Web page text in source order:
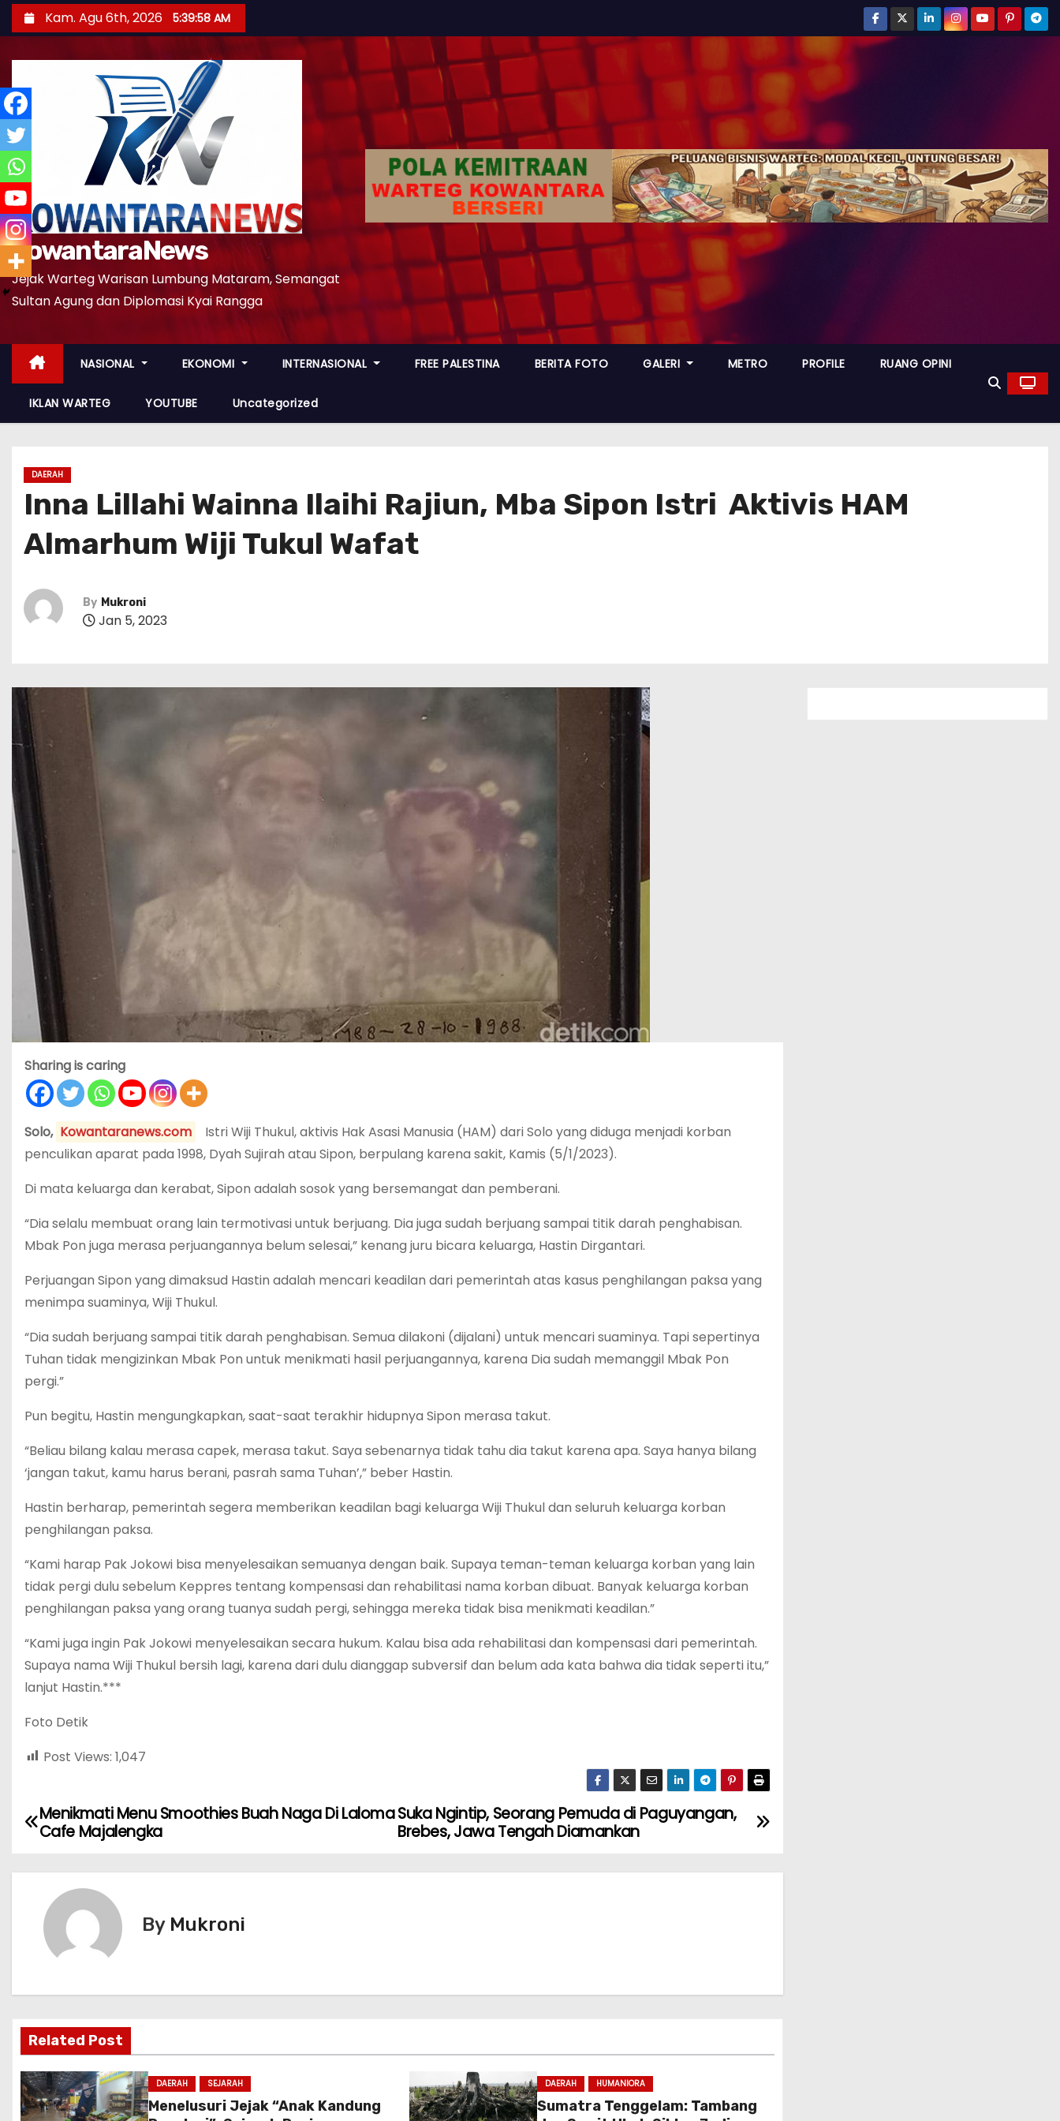
k
t
o
n
e
t
Kam. Agu 6th, 2026 5:39:59 AM
KowantaraNews
Jejak Warteg Warisan Lumbung Mataram, Semangat
Sultan Agung dan Diplomasi Kyai Rangga
NASIONAL EKONOMI INTERNASIONAL FREE PALESTINA BERITA FOTO GALERI METRO PROFILE RUANG OPINI
IKLAN WARTEG YOUTUBE Uncategorized
DAERAH
Inna Lillahi Wainna Ilaihi Rajiun, Mba Sipon Istri Aktivis HAM
Almarhum Wiji Tukul Wafat
By Mukroni
Jan 5, 2023
Sharing is caring
Solo, Kowantaranews.com
Istri Wiji Thukul, aktivis Hak Asasi Manusia (HAM) dari Solo yang diduga menjadi korban
penculikan aparat pada 1998, Dyah Sujirah atau Sipon, berpulang karena sakit, Kamis (5/1/2023).
Di mata keluarga dan kerabat, Sipon adalah sosok yang bersemangat dan pemberani.
“Dia selalu membuat orang lain termotivasi untuk berjuang. Dia juga sudah berjuang sampai titik darah penghabisan.
Mbak Pon juga merasa perjuangannya belum selesai,” kenang juru bicara keluarga, Hastin Dirgantari.
Perjuangan Sipon yang dimaksud Hastin adalah mencari keadilan dari pemerintah atas kasus penghilangan paksa yang
menimpa suaminya, Wiji Thukul.
“Dia sudah berjuang sampai titik darah penghabisan. Semua dilakoni (dijalani) untuk mencari suaminya. Tapi sepertinya
Tuhan tidak mengizinkan Mbak Pon untuk menikmati hasil perjuangannya, karena Dia sudah memanggil Mbak Pon
pergi.”
Pun begitu, Hastin mengungkapkan, saat-saat terakhir hidupnya Sipon merasa takut.
“Beliau bilang kalau merasa capek, merasa takut. Saya sebenarnya tidak tahu dia takut karena apa. Saya hanya bilang
‘jangan takut, kamu harus berani, pasrah sama Tuhan’,” beber Hastin.
Hastin berharap, pemerintah segera memberikan keadilan bagi keluarga Wiji Thukul dan seluruh keluarga korban
penghilangan paksa.
“Kami harap Pak Jokowi bisa menyelesaikan semuanya dengan baik. Supaya teman-teman keluarga korban yang lain
tidak pergi dulu sebelum Keppres tentang kompensasi dan rehabilitasi nama korban dibuat. Banyak keluarga korban
penghilangan paksa yang orang tuanya sudah pergi, sehingga mereka tidak bisa menikmati keadilan.”
“Kami juga ingin Pak Jokowi menyelesaikan secara hukum. Kalau bisa ada rehabilitasi dan kompensasi dari pemerintah.
Supaya nama Wiji Thukul bersih lagi, karena dari dulu dianggap subversif dan belum ada kata bahwa dia tidak seperti itu,”
lanjut Hastin.***
Foto Detik
Post Views: 1,047
N
s
i
p
Suka Ngintip, Seorang Pemuda di Paguyangan,
Brebes, Jawa Tengah Diamankan
Menikmati Menu Smoothies Buah Naga Di Laloma
Cafe Majalengka
By Mukroni
Related Post
DAERAH SEJARAH
Menelusuri Jejak “Anak Kandung
DAERAH HUMANIORA
Sumatra Tenggelam: Tambang